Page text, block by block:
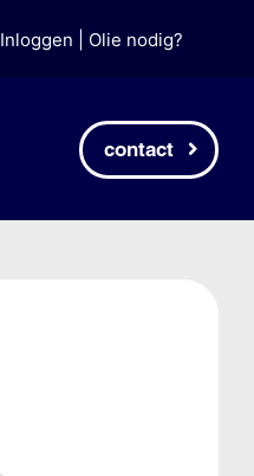
Inloggen Olie nodig?
contact